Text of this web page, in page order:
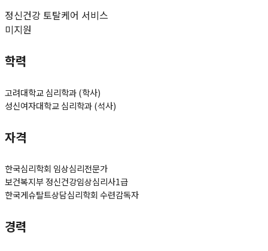
정신건강 토탈케어 서비스
미지원
학력
고려대학교 심리학과 (학사)
성신여자대학교 심리학과 (석사)
자격
한국심리학회 임상심리전문가
보건복지부 정신건강임상심리사1급
한국게슈탈트상담심리학회 수련감독자
경력